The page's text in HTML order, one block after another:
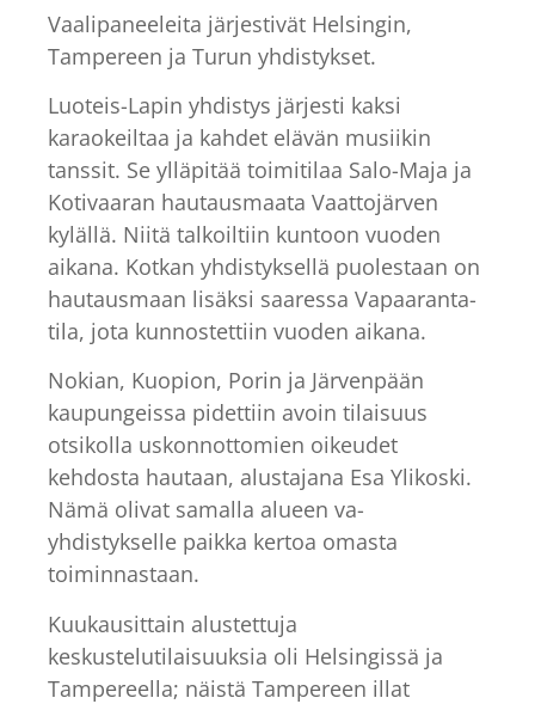
Vaalipaneeleita järjestivät Helsingin,
Tampereen ja Turun yhdistykset.
Luoteis-Lapin yhdistys järjesti kaksi
karaokeiltaa ja kahdet elävän musiikin
tanssit. Se ylläpitää toimitilaa Salo-Maja ja
Kotivaaran hautausmaata Vaattojärven
kylällä. Niitä talkoiltiin kuntoon vuoden
aikana. Kotkan yhdistyksellä puolestaan on
hautausmaan lisäksi saaressa Vapaaranta-
tila, jota kunnostettiin vuoden aikana.
Nokian, Kuopion, Porin ja Järvenpään
kaupungeissa pidettiin avoin tilaisuus
otsikolla uskonnottomien oikeudet
kehdosta hautaan, alustajana Esa Ylikoski.
Nämä olivat samalla alueen va-
yhdistykselle paikka kertoa omasta
toiminnastaan.
Kuukausittain alustettuja
keskustelutilaisuuksia oli Helsingissä ja
Tampereella; näistä Tampereen illat